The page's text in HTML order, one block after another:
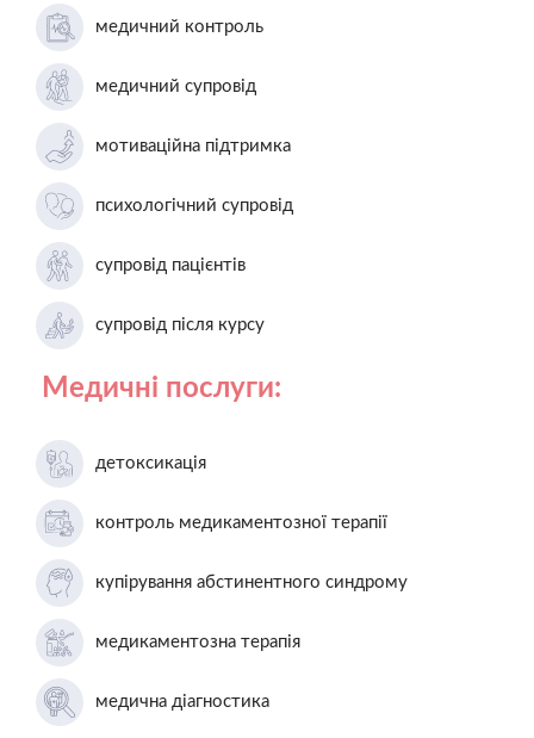
медичний контроль
медичний супровід
мотиваційна підтримка
психологічний супровід
супровід пацієнтів
супровід після курсу
Медичні послуги:
детоксикація
контроль медикаментозної терапії
купірування абстинентного синдрому
медикаментозна терапія
медична діагностика